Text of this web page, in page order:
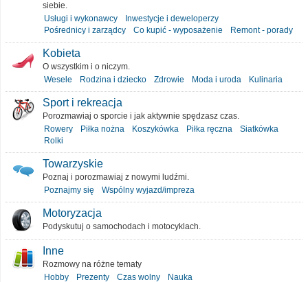
siebie.
Usługi i wykonawcy
Inwestycje i deweloperzy
Pośrednicy i zarządcy
Co kupić - wyposażenie Remont - porady
Kobieta
O wszystkim i o niczym.
Wesele
Rodzina i dziecko Zdrowie Moda i uroda Kulinaria
Sport i rekreacja
Porozmawiaj o sporcie i jak aktywnie spędzasz czas.
Rowery
Piłka nożna Koszykówka Piłka ręczna
Siatkówka
Rolki
Towarzyskie
Poznaj i porozmawiaj z nowymi ludźmi.
Poznajmy się
Wspólny wyjazd/impreza
Motoryzacja
Podyskutuj o samochodach i motocyklach.
Inne
Rozmowy na różne tematy
Hobby
Prezenty Czas wolny Nauka